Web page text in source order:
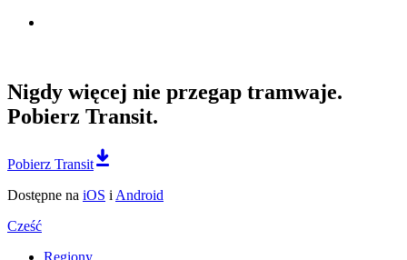
Nigdy więcej nie przegap tramwaje.
Pobierz Transit.
Pobierz Transit
Dostępne na iOS i Android
Cześć
Regiony